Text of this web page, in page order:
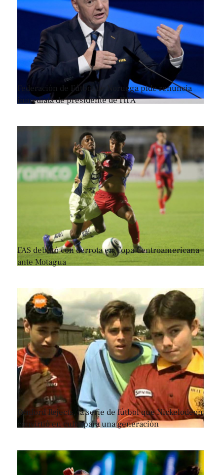
Federación de Fútbol de Noruega pide renuncia
inmediata de presidente de FIFA
FAS debutó con derrota en Copa Centroamericana
ante Motagua
Renford Rejects, la serie de fútbol que Nickelodeon
convirtió en culto para una generación